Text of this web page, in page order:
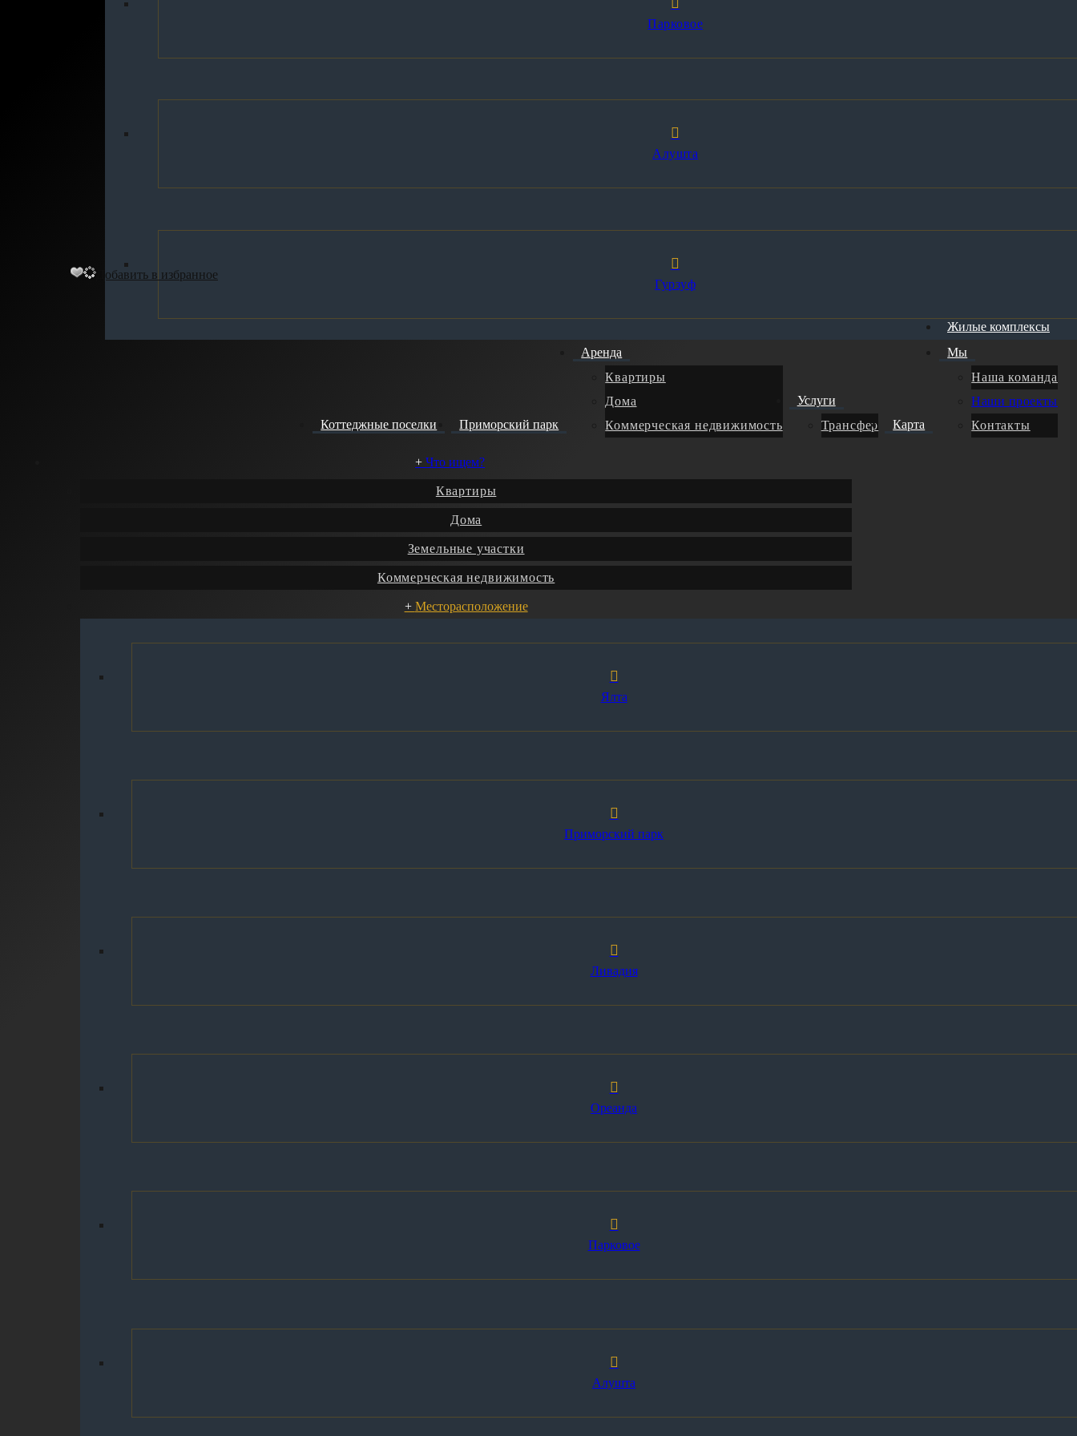
Парковое
Алушта
Гурзуф
Жилые комплексы
Коттеджные поселки Приморский парк
Аренда
Квартиры
Дома
Коммерческая недвижимость
Услуги
Трансфер
Карта
Мы
Наша команда
Наши проекты
Контакты
Что ищем?
Квартиры
Дома
Земельные участки
Коммерческая недвижимость
Месторасположение
Ялта
Приморский парк
Ливадия
Ореанда
Парковое
Алушта
Добавить в избранное